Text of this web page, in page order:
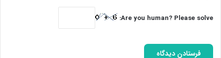
Are you human? Please solve: